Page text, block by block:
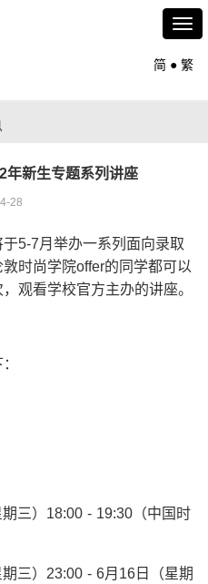
简 ● 繁
年新生专题系列讲座
28
5-7月举办一系列面向录取
时尚学院offer的同学都可以
观看学校官方主办的讲座。
三）18:00 - 19:30（中国时
三）23:00 - 6月16日（星期